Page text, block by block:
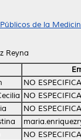
de la
Reyna
NO
NO
NO
NO